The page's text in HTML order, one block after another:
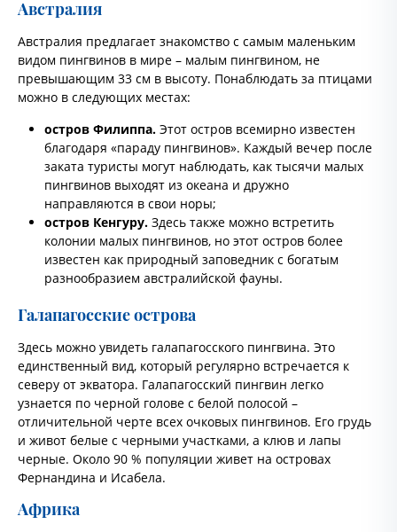
Австралия
Австралия предлагает знакомство с самым маленьким
видом пингвинов в мире – малым пингвином, не
превышающим 33 см в высоту. Понаблюдать за птицами
можно в следующих местах:
остров Филиппа. Этот остров всемирно известен
благодаря «параду пингвинов». Каждый вечер после
заката туристы могут наблюдать, как тысячи малых
пингвинов выходят из океана и дружно
направляются в свои норы;
остров Кенгуру. Здесь также можно встретить
колонии малых пингвинов, но этот остров более
известен как природный заповедник с богатым
разнообразием австралийской фауны.
Галапагосские острова
Здесь можно увидеть галапагосского пингвина. Это
единственный вид, который регулярно встречается к
северу от экватора. Галапагосский пингвин легко
узнается по черной голове с белой полосой –
отличительной черте всех очковых пингвинов. Его грудь
и живот белые с черными участками, а клюв и лапы
черные. Около 90 % популяции живет на островах
Фернандина и Исабела.
Африка